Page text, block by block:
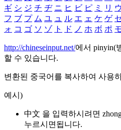
ギ シ ジ チ ヂ ニ ヒ ビ ピ ミ リ ウ
フ ブ プ ム ユ ュ ル エ ェ ケ ゲ
ォ コ ゴ ソ ゾ ト ド ノ ホ ボ ポ
http://chineseinput.net/에서 pinyin(
할 수 있습니다.
변환된 중국어를 복사하여 사용
예시)
中文 을 입력하시려면
누르시면됩니다.